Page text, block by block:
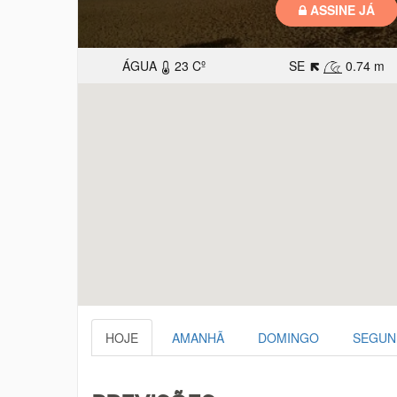
ÁGUA 23 Cº SE 0.74 m
HOJE AMANHÃ DOMINGO